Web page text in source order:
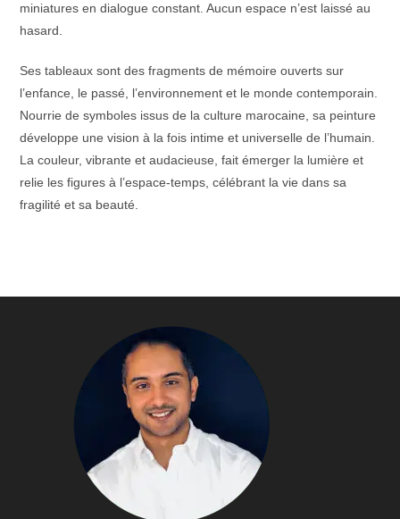
miniatures en dialogue constant. Aucun espace n’est laissé au
hasard.
Ses tableaux sont des fragments de mémoire ouverts sur
l’enfance, le passé, l’environnement et le monde contemporain.
Nourrie de symboles issus de la culture marocaine, sa peinture
développe une vision à la fois intime et universelle de l’humain.
La couleur, vibrante et audacieuse, fait émerger la lumière et
relie les figures à l’espace-temps, célébrant la vie dans sa
fragilité et sa beauté.